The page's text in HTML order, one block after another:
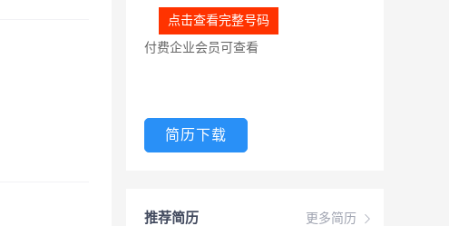
点击查看完整号码
付费企业会员可查看
简历下载
更多简历
推荐简历